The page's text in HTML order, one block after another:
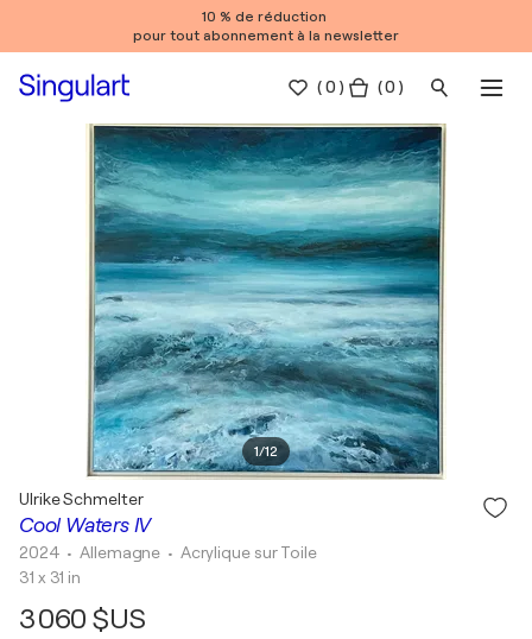
10 % de réduction
pour tout abonnement à la newsletter
(0 ) ( 0 )
1/12
Cool Waters IV
Ulrike Schmelter
2024 • Allemagne • Acrylique sur Toile
31 x 31 in
3 060 $US